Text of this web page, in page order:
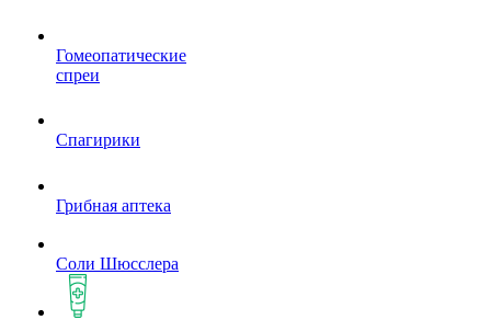
Гомеопатические
спреи
Спагирики
Грибная аптека
Соли Шюсслера